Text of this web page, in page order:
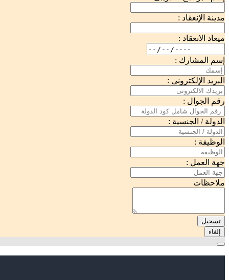
مدينة الإنعقاد :
ميعاد الانعقاد :
إسم المشارك :
البريد الإلكترونى :
رقم الجوال :
الدولة / الجنسية :
الوظيفة :
جهة العمل :
ملاحظات
تسجيل
إلغاء